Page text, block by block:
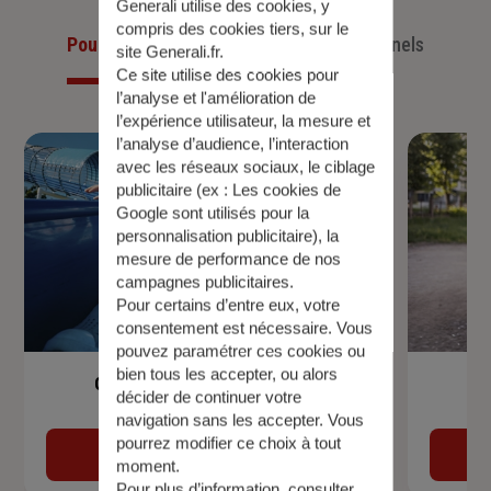
Pour les particuliers Pour les professionnels
Garantie Accidents de la Vie
Découvrir
Generali utilise des cookies, y
compris des cookies tiers, sur le
site Generali.fr.
Ce site utilise des cookies pour
l’analyse et l'amélioration de
l’expérience utilisateur, la mesure et
l’analyse d’audience, l’interaction
avec les réseaux sociaux, le ciblage
publicitaire (ex : Les cookies de
Google sont utilisés pour la
personnalisation publicitaire), la
mesure de performance de nos
campagnes publicitaires.
Pour certains d’entre eux, votre
consentement est nécessaire. Vous
pouvez paramétrer ces cookies ou
bien tous les accepter, ou alors
décider de continuer votre
navigation sans les accepter. Vous
pourrez modifier ce choix à tout
moment.